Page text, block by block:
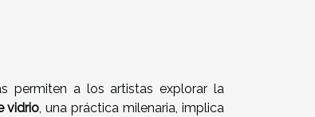
permiten a los artistas explorar la
vidrio , una práctica milenaria, implica